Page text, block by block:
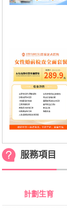
服務項目
計劃生育